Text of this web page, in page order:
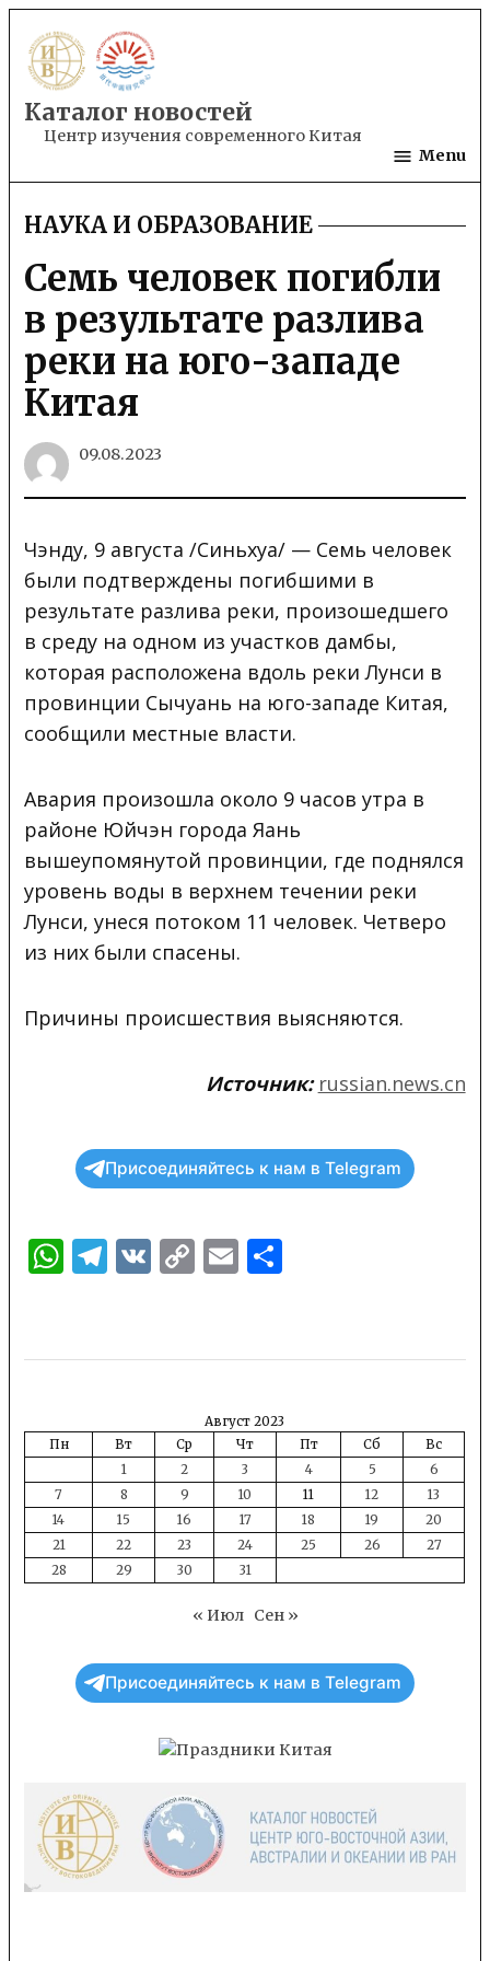
to
content
Каталог новостей
Центр изучения современного Китая
Menu
POSTED
IN
НАУКА И ОБРАЗОВАНИЕ
Семь человек погибли
в результате разлива
реки на юго-западе
Китая
09.08.2023
Чэнду, 9 августа /Синьхуа/ — Семь человек
были подтверждены погибшими в
результате разлива реки, произошедшего
в среду на одном из участков дамбы,
которая расположена вдоль реки Лунси в
провинции Сычуань на юго-западе Китая,
сообщили местные власти.
Авария произошла около 9 часов утра в
районе Юйчэн города Яань
вышеупомянутой провинции, где поднялся
уровень воды в верхнем течении реки
Лунси, унеся потоком 11 человек. Четверо
из них были спасены.
Причины происшествия выясняются.
Источник: russian.news.cn
Присоединяйтесь к нам в Telegram
WhatsApp
Telegram
VKCopyEmail
Август 2023
Пн
Вт Ср Чт Пт Сб
Вс
1
2 3 4 5
6
7
8 9 10 11 12
13
14
15 16 17 18 19
20
21
22 23 24 25 26
27
28
29 30 31
« Июл Сен »
Присоединяйтесь к нам в Telegram